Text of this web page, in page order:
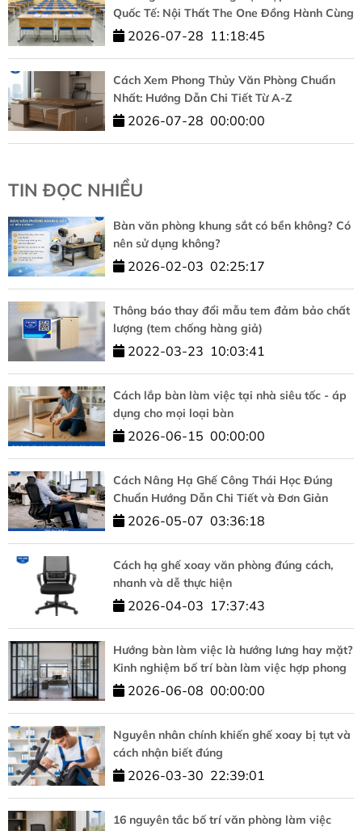
Quốc Tế: Nội Thất The One Đồng Hành Cùng
HUFLIT
2026-07-28 11:18:45
Cách Xem Phong Thủy Văn Phòng Chuẩn
Nhất: Hướng Dẫn Chi Tiết Từ A-Z
2026-07-28 00:00:00
TIN ĐỌC NHIỀU
Bàn văn phòng khung sắt có bền không? Có
nên sử dụng không?
2026-02-03 02:25:17
Thông báo thay đổi mẫu tem đảm bảo chất
lượng (tem chống hàng giả)
2022-03-23 10:03:41
Cách lắp bàn làm việc tại nhà siêu tốc - áp
dụng cho mọi loại bàn
2026-06-15 00:00:00
Cách Nâng Hạ Ghế Công Thái Học Đúng
Chuẩn Hướng Dẫn Chi Tiết và Đơn Giản
2026-05-07 03:36:18
Cách hạ ghế xoay văn phòng đúng cách,
nhanh và dễ thực hiện
2026-04-03 17:37:43
Hướng bàn làm việc là hướng lưng hay mặt?
Kinh nghiệm bố trí bàn làm việc hợp phong
thủy2026-06-08 00:00:00
Nguyên nhân chính khiến ghế xoay bị tụt và
cách nhận biết đúng
2026-03-30 22:39:01
16 nguyên tắc bố trí văn phòng làm việc